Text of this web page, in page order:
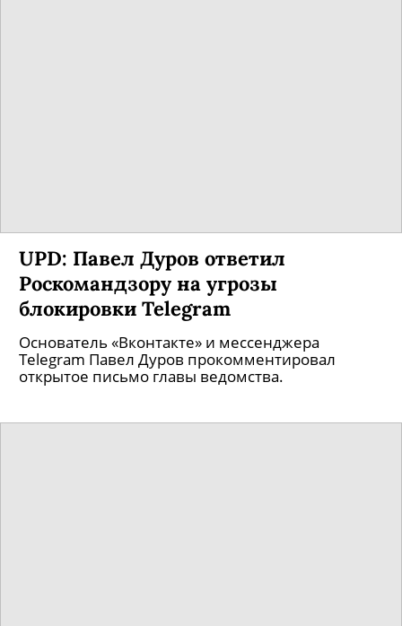
UPD: Павел Дуров ответил
Роскомандзору на угрозы
блокировки Telegram
Основатель «Вконтакте» и мессенджера
Telegram Павел Дуров прокомментировал
открытое письмо главы ведомства.